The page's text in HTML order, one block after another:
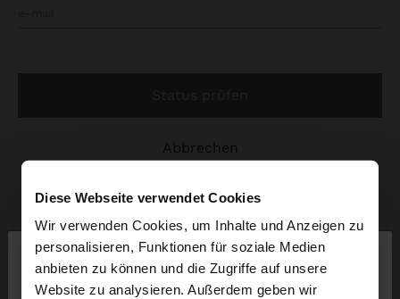
Diese Webseite verwendet Cookies
Wir verwenden Cookies, um Inhalte und Anzeigen zu
personalisieren, Funktionen für soziale Medien
anbieten zu können und die Zugriffe auf unsere
Website zu analysieren. Außerdem geben wir
hallo
abbrechen
ABONNIERE UNSEREN NEWSLETTER